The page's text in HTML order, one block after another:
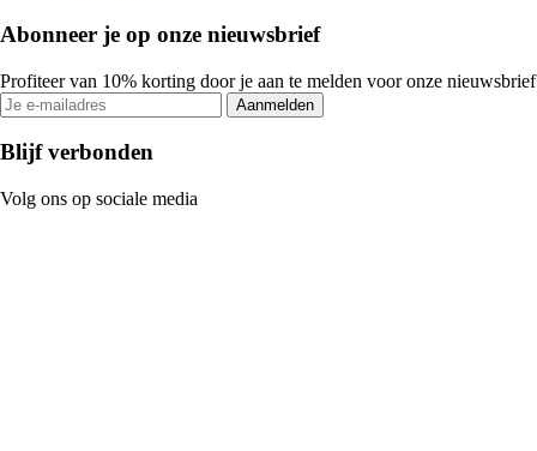
Abonneer je op onze nieuwsbrief
Profiteer van 10% korting door je aan te melden voor onze nieuwsbrief
Aanmelden
Blijf verbonden
Volg ons op sociale media